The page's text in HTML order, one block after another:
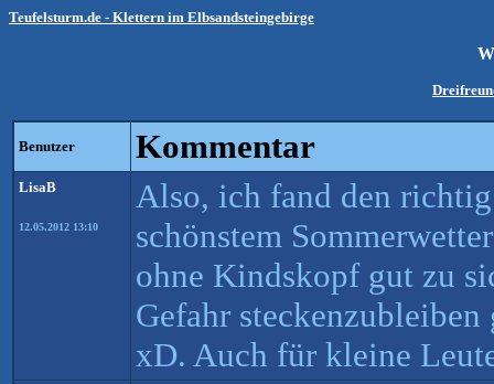
Teufelsturm.de - Klettern im Elbsandsteingebirge
Benutzer Kommentar
LisaB
12.05.2012 13:10
Also, ich fand den
schönstem
ohne Kindskopf gut zu
Gefahr
xD. Auch für kleine